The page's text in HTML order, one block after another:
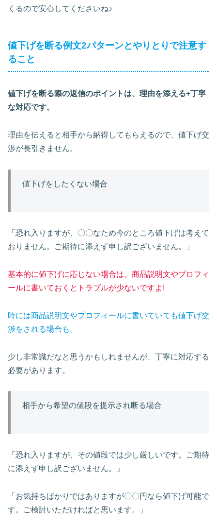
くるので安心してくださいね♪
値下げを断る例文2パターンとやりとりで注意す
ること
値下げを断る際の返信のポイントは、理由を添える+丁寧
な対応です。
理由を伝えると相手から納得してもらえるので、値下げ交
渉が長引きません。
値下げをしたくない場合
「恐れ入りますが、〇〇なため今のところ値下げは考えて
おりません。ご期待に添えず申し訳ございません。」
基本的に値下げに応じない場合は、商品説明文やプロフィ
ールに書いておくとトラブルが少ないですよ!
時には商品説明文やプロフィールに書いていても値下げ交
渉をされる場合も。
少し非常識だなと思うかもしれませんが、丁寧に対応する
必要があります。
相手から希望の値段を提示され断る場合
「恐れ入りますが、その値段では少し厳しいです。ご期待
に添えず申し訳ございません。」
「お気持ちばかりではありますが〇〇円なら値下げ可能で
す。ご検討いただければと思います。」